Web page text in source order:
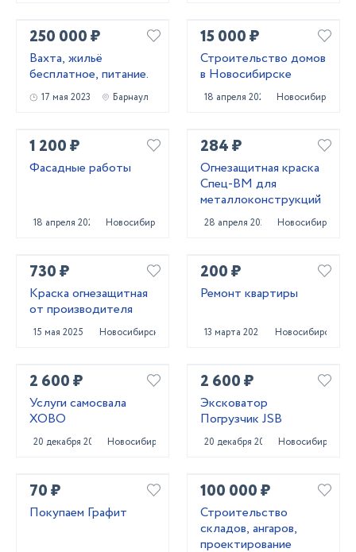
250 000 ₽
Вахта, жильё
бесплатное, питание.
17 мая 2023 Барнаул
15 000 ₽
Строительство домов
в Новосибирске
18 апреля 2023 Новосибирск
1 200 ₽
Фасадные работы
18 апреля 2023 Новосибирск
284 ₽
Огнезащитная краска
Спец-ВМ для
металлоконструкций
28 апреля 2025 Новосибирск
730 ₽
Краска огнезащитная
от производителя
15 мая 2025 Новосибирск
200 ₽
Ремонт квартиры
13 марта 2024 Новосибирск
2 600 ₽
Услуги самосвала
ХОВО
20 декабря 2023 Новосибирск
2 600 ₽
Эксковатор
Погрузчик JSB
20 декабря 2023 Новосибирск
70 ₽
Покупаем Графит
100 000 ₽
Строительство
складов, ангаров,
проектирование